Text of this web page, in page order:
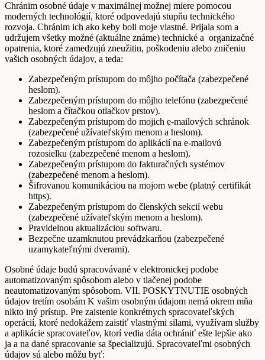
Chránim osobné údaje v maximálnej možnej miere pomocou
moderných technológií, ktoré odpovedajú stupňu technického
rozvoja. Chránim ich ako keby boli moje vlastné. Prijala som a
udržujem všetky možné (aktuálne známe) technické a organizačné
opatrenia, ktoré zamedzujú zneužitiu, poškodeniu alebo zničeniu
vašich osobných údajov, a teda:
Zabezpečeným prístupom do môjho počítača (zabezpečené
heslom).
Zabezpečeným prístupom do môjho telefónu (zabezpečené
heslom a čítačkou otlačkov prstov).
Zabezpečeným prístupom do mojich e-mailových schránok
(zabezpečené užívateľským menom a heslom).
Zabezpečeným prístupom do aplikácií na e-mailovú
rozosielku (zabezpečené menom a heslom).
Zabezpečeným prístupom do fakturačných systémov
(zabezpečené menom a heslom).
Šifrovanou komunikáciou na mojom webe (platný certifikát
https).
Zabezpečeným prístupom do členských sekcií webu
(zabezpečené užívateľským menom a heslom).
Pravidelnou aktualizáciou softwaru.
Bezpečne uzamknutou prevádzkarňou (zabezpečené
uzamykateľnými dverami).
Osobné údaje budú spracovávané v elektronickej podobe
automatizovaným spôsobom alebo v tlačenej podobe
neautomatizovaným spôsobom. VII. POSKYTNUTIE osobných
údajov tretím osobám K vašim osobným údajom nemá okrem mňa
nikto iný prístup. Pre zaistenie konkrétnych spracovateľských
operácií, ktoré nedokážem zaistiť vlastnými silami, využívam služby
a aplikácie spracovateľov, ktorí vedia dáta ochrániť ešte lepšie ako
ja a na dané spracovanie sa špecializujú. Spracovateľmi osobných
údajov sú alebo môžu byť: